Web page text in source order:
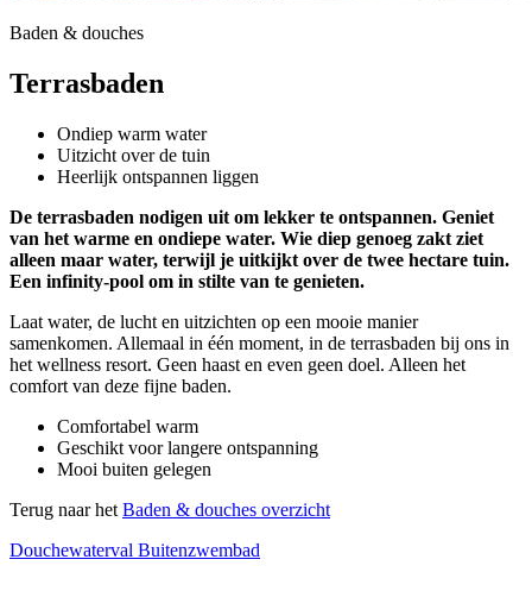
Baden & douches
Terrasbaden
Ondiep warm water
Uitzicht over de tuin
Heerlijk ontspannen liggen
De terrasbaden nodigen uit om lekker te ontspannen. Geniet
van het warme en ondiepe water. Wie diep genoeg zakt ziet
alleen maar water, terwijl je uitkijkt over de twee hectare tuin.
Een infinity-pool om in stilte van te genieten.
Laat water, de lucht en uitzichten op een mooie manier
samenkomen. Allemaal in één moment, in de terrasbaden bij ons in
het wellness resort. Geen haast en even geen doel. Alleen het
comfort van deze fijne baden.
Comfortabel warm
Geschikt voor langere ontspanning
Mooi buiten gelegen
Terug naar het Baden & douches overzicht
Douchewaterval Buitenzwembad